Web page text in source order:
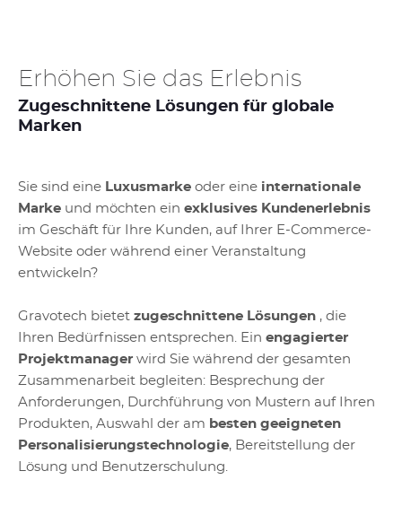
Erhöhen Sie das Erlebnis
Zugeschnittene Lösungen für globale
Marken
Sie sind eine Luxusmarke oder eine internationale
Marke und möchten ein exklusives Kundenerlebnis
im Geschäft für Ihre Kunden, auf Ihrer E-Commerce-
Website oder während einer Veranstaltung
entwickeln?
Gravotech bietet zugeschnittene Lösungen , die
Ihren Bedürfnissen entsprechen. Ein engagierter
Projektmanager wird Sie während der gesamten
Zusammenarbeit begleiten: Besprechung der
Anforderungen, Durchführung von Mustern auf Ihren
Produkten, Auswahl der am besten geeigneten
Personalisierungstechnologie, Bereitstellung der
Lösung und Benutzerschulung.